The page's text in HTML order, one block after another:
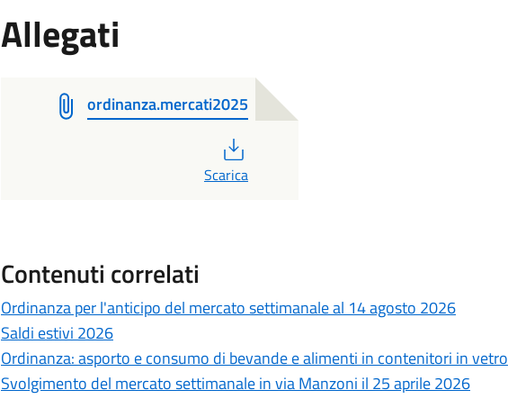
Allegati
ordinanza.mercati2025
Scarica
Contenuti correlati
Ordinanza per l'anticipo del mercato settimanale al 14 agosto 2026
Saldi estivi 2026
Ordinanza: asporto e consumo di bevande e alimenti in contenitori in vetro
Svolgimento del mercato settimanale in via Manzoni il 25 aprile 2026